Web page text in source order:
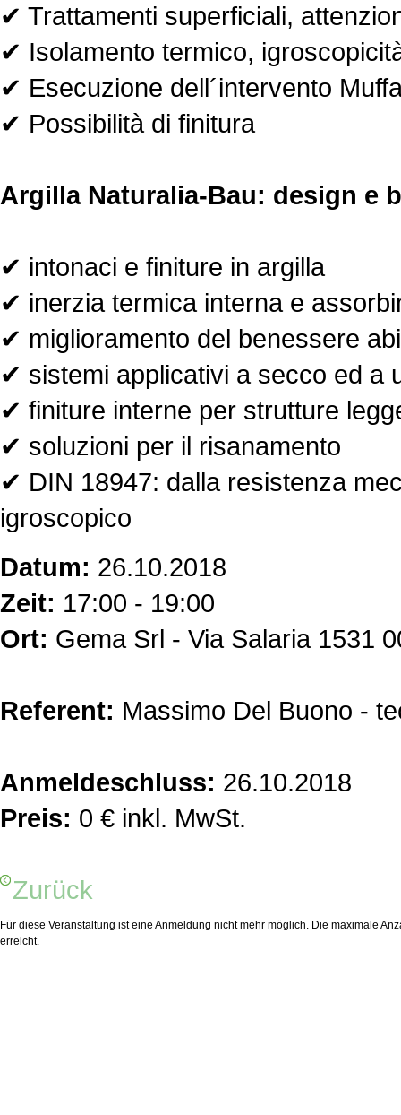
✔ Trattamenti superficiali,
✔ Isolamento termico,
✔ Esecuzione dell´intervento
✔ Possibilità di finitura
Argilla Naturalia-Bau: design e
✔ intonaci e finiture in argilla
✔ inerzia termica interna e
✔ miglioramento del benessere
✔ sistemi applicativi a secco ed a
✔ finiture interne per strutture
✔ soluzioni per il risanamento
✔ DIN 18947: dalla resistenza
igroscopico
Datum: 26.10.2018
Zeit: 17:00 - 19:00
Ort: Gema Srl - Via Salaria 1531
Referent: Massimo Del Buono -
Anmeldeschluss: 26.10.2018
Preis: 0 € inkl. MwSt.
Zurück
Für diese Veranstaltung ist eine Anmeldung nicht mehr möglich. Die maximale
erreicht.